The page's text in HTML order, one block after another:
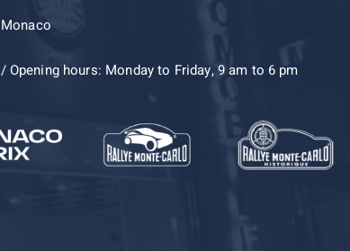
Opening hours: Monday to Friday, 9 am to 6 pm